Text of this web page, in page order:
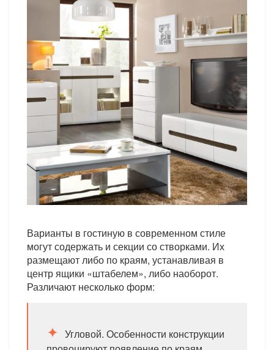
Варианты в гостиную в современном стиле
могут содержать и секции со створками. Их
размещают либо по краям, устанавливая в
центр ящики «штабелем», либо наоборот.
Различают несколько форм:
Угловой. Особенности конструкции